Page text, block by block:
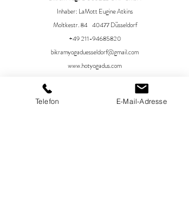
Inhaber: LaMott Eugine Atkins
Moltkestr. 84 40477 Düsseldorf
+49 211-94685820
bikramyogaduesseldorf@gmail.com
www.hotyogadus.com
Telefon E-Mail-Adresse